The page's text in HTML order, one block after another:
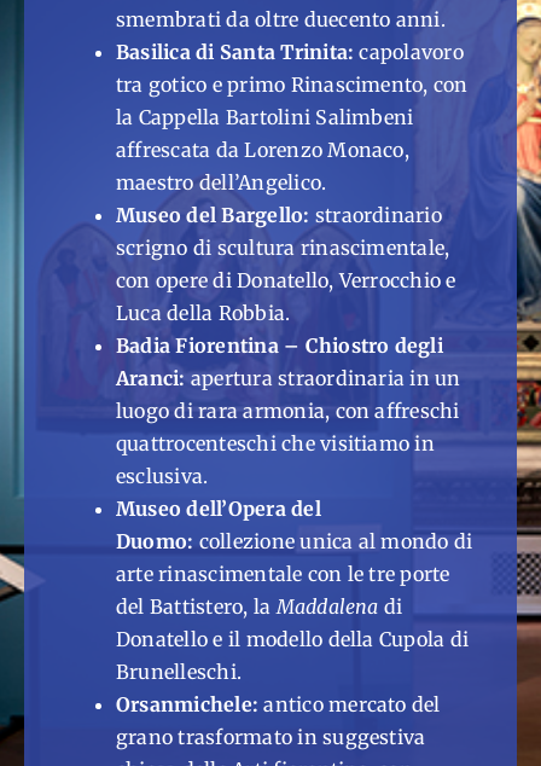
smembrati da oltre duecento anni.
Basilica di Santa Trinita: capolavoro
tra gotico e primo Rinascimento, con
la Cappella Bartolini Salimbeni
affrescata da Lorenzo Monaco,
maestro dell’Angelico.
Museo del Bargello: straordinario
scrigno di scultura rinascimentale,
con opere di Donatello, Verrocchio e
Luca della Robbia.
Badia Fiorentina – Chiostro degli
Aranci:apertura straordinaria in un
luogo di rara armonia, con affreschi
quattrocenteschi che visitiamo in
esclusiva.
Museo dell’Opera del
Duomo: collezione unica al mondo di
arte rinascimentale con le tre porte
del Battistero, la Maddalena di
Donatello e il modello della Cupola di
Brunelleschi.
Orsanmichele: antico mercato del
grano trasformato in suggestiva